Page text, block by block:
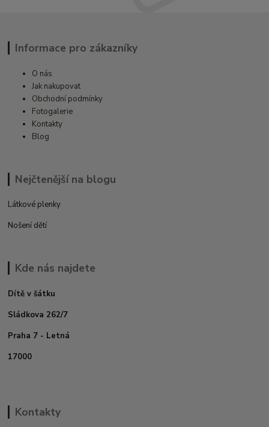
Informace pro zákazníky
O nás
Jak nakupovat
Obchodní podmínky
Fotogalerie
Kontakty
Blog
Nejčtenější na blogu
Látkové plenky
Nošení dětí
Kde nás najdete
Dítě v šátku
Sládkova 262/7
Praha 7 - Letná
17000
Kontakty